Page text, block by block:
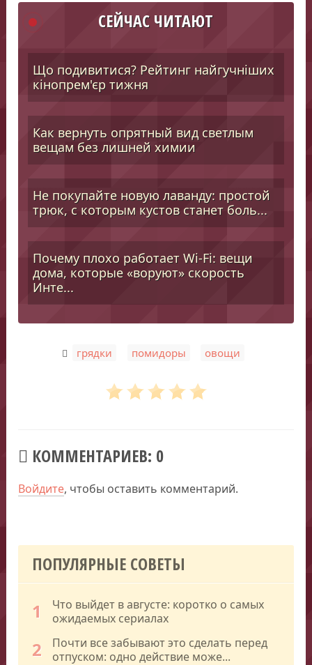
СЕЙЧАС ЧИТАЮТ
Що подивитися? Рейтинг найгучніших
кінопрем'єр тижня
Как вернуть опрятный вид светлым
вещам без лишней химии
Не покупайте новую лаванду: простой
трюк, с которым кустов станет боль...
Почему плохо работает Wi-Fi: вещи
дома, которые «воруют» скорость
Инте...
грядки помидоры овощи
КОММЕНТАРИЕВ: 0
Войдите, чтобы оставить комментарий.
ПОПУЛЯРНЫЕ СОВЕТЫ
1
Что выйдет в августе: коротко о самых
ожидаемых сериалах
2
Почти все забывают это сделать перед
отпуском: одно действие може...